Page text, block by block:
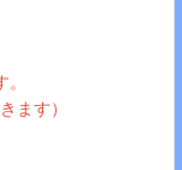
ます​​​​​）